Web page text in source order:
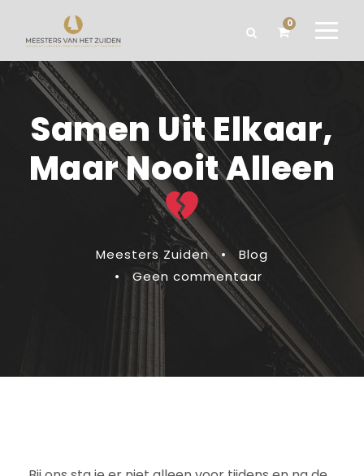
0
Samen Uit Elkaar,
Maar Nooit Alleen
Meesters Zuiden •
Blog
•
Geen commentaar